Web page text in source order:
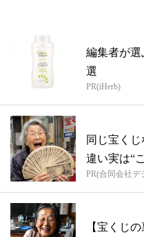
編集者が選
選
PR(iHerb)
同じ宝く
違い実は“
PR(合同会社デ
【宝くじ